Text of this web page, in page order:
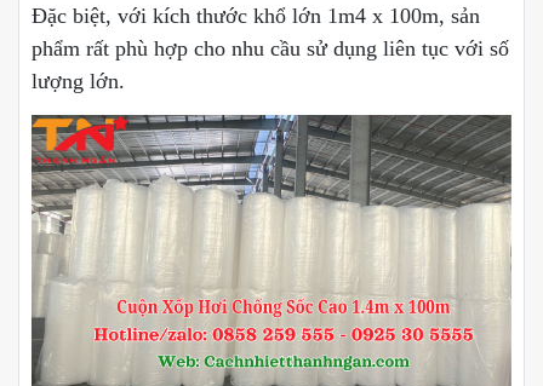
Đặc biệt, với kích thước khổ lớn 1m4 x 100m, sản
phẩm rất phù hợp cho nhu cầu sử dụng liên tục với số
lượng lớn.